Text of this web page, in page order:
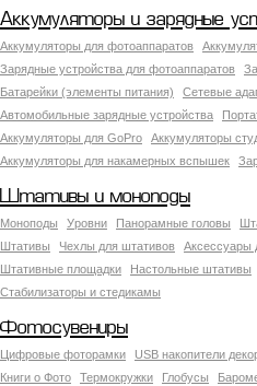
Аккумуляторы и зарядные
Аккумуляторы для фотоаппаратов
Зарядные устройства для фотоаппаратов
Батарейки (элементы питания)
Сетевые
Автомобильные зарядные устройства
Аккумуляторы для GoPro
Аккумуляторы
Аккумуляторы для накамерных вспышек
Штативы и моноподы
Моноподы Уровни Панорамные головы
Штативы
Чехлы для штативов
Аксессуары
Штативные площадки
Настольные штативы
Стабилизаторы и стедикамы
Фотосувениры
Цифровые фоторамки USB накопители
Книги о Фото
Термокружки Глобусы